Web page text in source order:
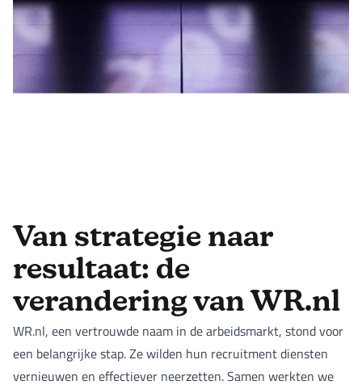
Van strategie naar
resultaat: de
verandering van WR.nl
WR.nl, een vertrouwde naam in de arbeidsmarkt, stond voor
een belangrijke stap. Ze wilden hun recruitment diensten
vernieuwen en effectiever neerzetten. Samen werkten we